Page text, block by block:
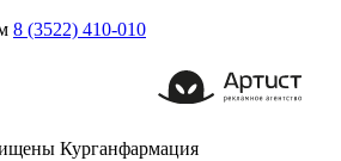
8 (3522) 410-010
Курганфармация